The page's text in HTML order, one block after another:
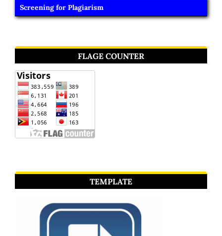
Screening for Plagiarism
FLAGE COUNTER
TEMPLATE